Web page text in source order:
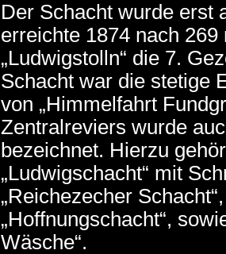
Der Schacht wurde erst
erreichte 1874 nach
„Ludwigstolln“ die 7.
Schacht war die stetige
von „Himmelfahrt
Zentralreviers wurde
bezeichnet. Hierzu
„Ludwigschacht“ mit
„Reichezecher
„Hoffnungschacht“,
Wäsche“.